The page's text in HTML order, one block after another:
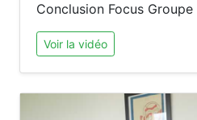
Conclusion Focus
Voir la vidéo